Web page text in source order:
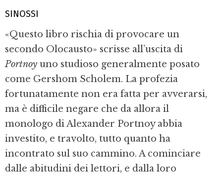
SINOSSI
«Questo libro rischia di provocare un
secondo Olocausto» scrisse all’uscita di
Portnoy uno studioso generalmente posato
come Gershom Scholem. La profezia
fortunatamente non era fatta per avverarsi,
ma è difficile negare che da allora il
monologo di Alexander Portnoy abbia
investito, e travolto, tutto quanto ha
incontrato sul suo cammino. A cominciare
dalle abitudini dei lettori, e dalla loro